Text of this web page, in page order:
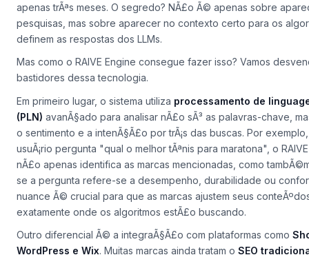
apenas trÃªs meses. O segredo? NÃ£o Ã© apenas sobre
pesquisas, mas sobre aparecer no contexto certo para os
definem as respostas dos LLMs.
Mas como o RAIVE Engine consegue fazer isso? Vamos
bastidores dessa tecnologia.
Em primeiro lugar, o sistema utiliza processamento de
(PLN) avanÃ§ado para analisar nÃ£o sÃ³ as palavras-chave,
o sentimento e a intenÃ§Ã£o por trÃ¡s das buscas. Por
usuÃ¡rio pergunta "qual o melhor tÃªnis para maratona", o
nÃ£o apenas identifica as marcas mencionadas, como
se a pergunta refere-se a desempenho, durabilidade ou
nuance Ã© crucial para que as marcas ajustem seus
exatamente onde os algoritmos estÃ£o buscando.
Outro diferencial Ã© a integraÃ§Ã£o com plataformas como
WordPress e Wix. Muitas marcas ainda tratam o SEO